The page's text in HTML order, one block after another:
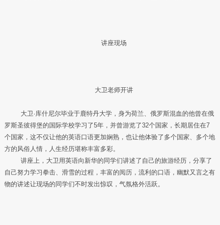
讲座现场
大卫老师开讲
大卫·库什尼尔毕业于鹿特丹大学，身为荷兰、俄罗斯混血的他曾在俄
罗斯圣彼得堡的国际学校学习了5年，并曾游览了32个国家，长期居住在7
个国家，这不仅让他的英语口语更加娴熟，也让他体验了多个国家、多个地
方的风俗人情，人生经历堪称丰富多彩。
讲座上，大卫用英语向新华的同学们讲述了自己的旅游经历，分享了
自己努力学习拳击、滑雪的过程，丰富的阅历，流利的口语，幽默又言之有
物的讲述让现场的同学们不时发出惊叹，气氛格外活跃。